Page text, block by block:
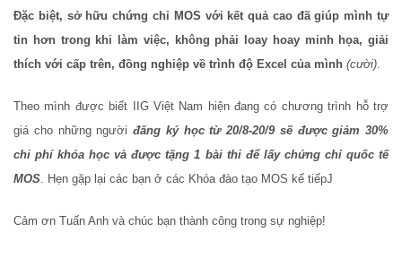
Đặc biệt, sở hữu chứng chỉ MOS với kết quả cao đã giúp mình tự
tin hơn trong khi làm việc, không phải loay hoay minh họa, giải
thích với cấp trên, đồng nghiệp về trình độ Excel của mình (cười).
Theo mình được biết IIG Việt Nam hiện đang có chương trình hỗ trợ
giá cho những người đăng ký học từ 20/8-20/9 sẽ được giảm 30%
chi phí khóa học và được tặng 1 bài thi để lấy chứng chỉ quốc tế
MOS. Hẹn gặp lại các bạn ở các Khóa đào tạo MOS kế tiếpJ
Cảm ơn Tuấn Anh và chúc bạn thành công trong sự nghiệp!